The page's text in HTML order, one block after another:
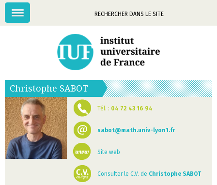
Mots-
Menu
Christophe SABOT
Tél. : 04 72 43 16 94
sabot@math.univ-lyon1.fr
Site web
Consulter le C.V. de Christophe SABOT